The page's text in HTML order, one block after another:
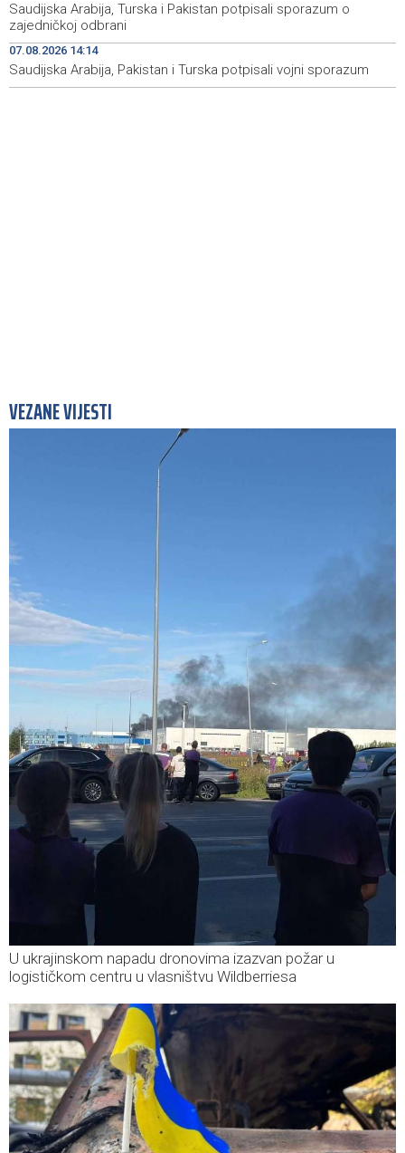
15:44
Španija postavila ultimatum Italiji da ukine granične
kontrole
15:42
Goražde residents protest over repeated water
Saudijska Arabija, Turska i Pakistan potpisali sporazum o
zajedničkoj odbrani
07.08.2026 14:14
Saudijska Arabija, Pakistan i Turska potpisali vojni sporazum
VEZANE VIJESTI
U ukrajinskom napadu dronovima izazvan požar u
logističkom centru u vlasništvu Wildberriesa